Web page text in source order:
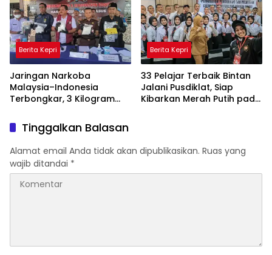
Berita Kepri
Jaringan Narkoba
Malaysia–Indonesia
Terbongkar, 3 Kilogram
Lewat Tanjungpinang
Berita Kepri
33 Pelajar Terbaik Bintan
Jalani Pusdiklat, Siap
Kibarkan Merah Putih pada
Tinggalkan Balasan
Alamat email Anda tidak akan dipublikasikan. Ruas yang
wajib ditandai *